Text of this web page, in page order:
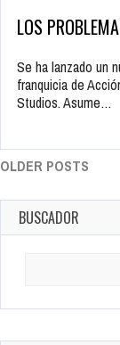
LOS
Se ha lanzado un
franquicia de
Studios. Asume…
OLDER POSTS
BUSCADOR